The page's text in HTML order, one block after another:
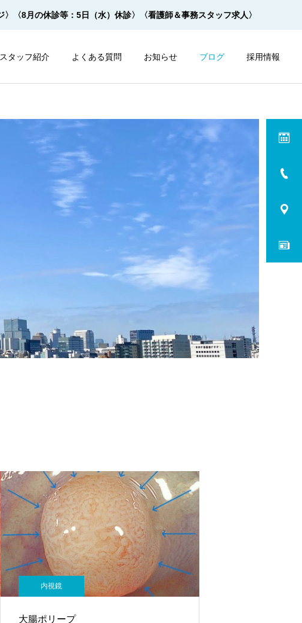
〉 〈8月の休診等：5日（水）休診〉 〈看護師＆事務スタッフ求人〉
スタッフ紹介 よくある質問 お知らせ ブログ 採用情報
サルプレップの飲み方 ２杯
内視鏡
モビプレップの飲み方 ２杯
内視鏡
大腸ポリープ